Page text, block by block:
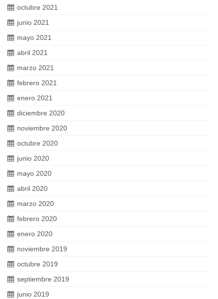
octubre 2021
junio 2021
mayo 2021
abril 2021
marzo 2021
febrero 2021
enero 2021
diciembre 2020
noviembre 2020
octubre 2020
junio 2020
mayo 2020
abril 2020
marzo 2020
febrero 2020
enero 2020
noviembre 2019
octubre 2019
septiembre 2019
junio 2019